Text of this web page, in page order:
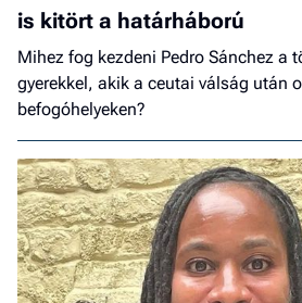
is kitört a határháború
Mihez fog kezdeni Pedro Sánchez a
gyerekkel, akik a ceutai válság után
befogóhelyeken?